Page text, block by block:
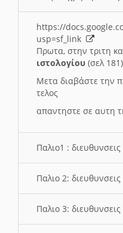
https://
usp=sf_link
Πρωτα, στην τριτη
ιστολογίου (σελ
Μετα διαβάστε την
τελος
απαντηστε σε αυτη
Παλιο1 : διευθυνσεις
Παλιο 2: διευθυνσεις
Παλιο 3: διευθυνσεις